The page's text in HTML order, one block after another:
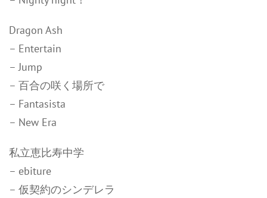
Dragon Ash
– Entertain
– Jump
– 百合の咲く場所で
– Fantasista
– New Era
私立恵比寿中学
– ebiture
– 仮契約のシンデレラ